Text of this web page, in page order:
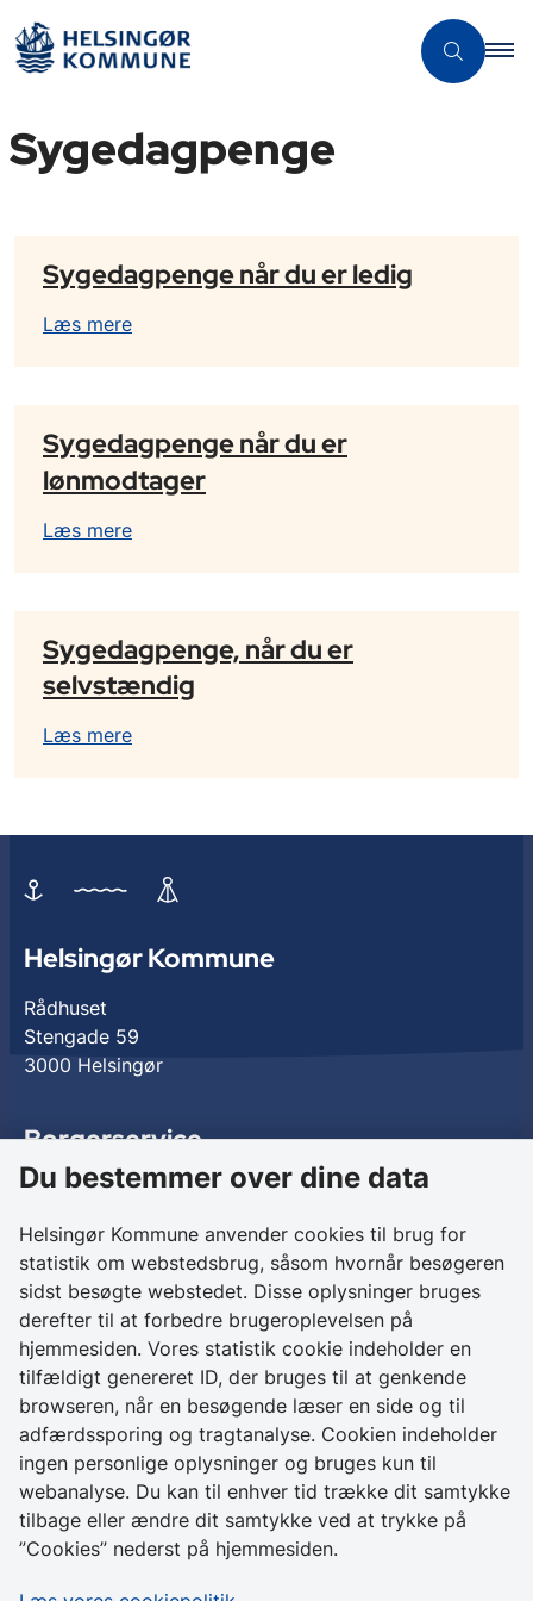
Sygedagpenge
Sygedagpenge når du er ledig
Læs mere
Sygedagpenge når du er
lønmodtager
Læs mere
Sygedagpenge, når du er
selvstændig
Læs mere
Helsingør Kommune
Rådhuset
Stengade 59
3000 Helsingør
Borgerservice
Birkedalsvej 27
Kontakt os
+ 45 49 28 28 28
CVR 64 50 20 18
Skriv sikkert til
Helsingør Kommune
Genveje
Du bestemmer over dine data
Helsingør Kommune anvender cookies til brug for
statistik om webstedsbrug, såsom hvornår besøgeren
sidst besøgte webstedet. Disse oplysninger bruges
derefter til at forbedre brugeroplevelsen på
hjemmesiden. Vores statistik cookie indeholder en
tilfældigt genereret ID, der bruges til at genkende
browseren, når en besøgende læser en side og til
adfærdssporing og tragtanalyse. Cookien indeholder
ingen personlige oplysninger og bruges kun til
webanalyse. Du kan til enhver tid trække dit samtykke
tilbage eller ændre dit samtykke ved at trykke på
”Cookies” nederst på hjemmesiden.